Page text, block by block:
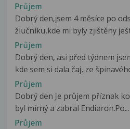
Průjem
Dobrý den,jsem 4 měsíce po
žlučníku,kde mi byly zjištěny
Průjem
Dobrý den, asi před týdnem
kde sem si dala čaj, ze
Průjem
Dobrý den Je průjem příznak
byl mírný a zabral Endiaron.Po...
Průjem